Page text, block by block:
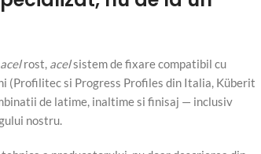
acelrost, acelsistem de fixare compatibil cu
(Profilitec si Progress Profiles din Italia, Küberit
de latime, inaltime si finisaj — inclusiv
nostru.